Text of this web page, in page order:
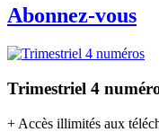
Abonnez-vous
Trimestriel 4
+ Accès illimités aux